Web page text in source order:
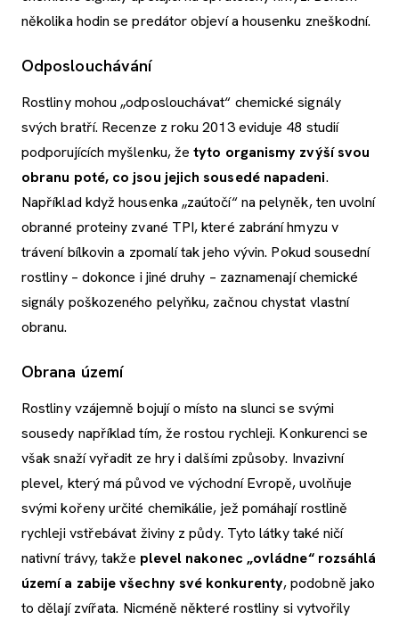
několika hodin se predátor objeví a housenku zneškodní.
Odposlouchávání
Rostliny mohou „odposlouchávat“ chemické signály
svých bratří. Recenze z roku 2013 eviduje 48 studií
podporujících myšlenku, žetyto organismy zvýší svou
obranu poté, co jsou jejich sousedé napadeni.
Například když housenka „zaútočí“ na pelyněk, ten uvolní
obranné proteiny zvané TPI, které zabrání hmyzu v
trávení bílkovin a zpomalí tak jeho vývin. Pokud sousední
rostliny – dokonce i jiné druhy – zaznamenají chemické
signály poškozeného pelyňku, začnou chystat vlastní
obranu.
Obrana území
Rostliny vzájemně bojují o místo na slunci se svými
sousedy například tím, že rostou rychleji. Konkurenci se
však snaží vyřadit ze hry i dalšími způsoby. Invazivní
plevel, který má původ ve východní Evropě, uvolňuje
svými kořeny určité chemikálie, jež pomáhají rostlině
rychleji vstřebávat živiny z půdy. Tyto látky také ničí
nativní trávy, takže plevel nakonec „ovládne“ rozsáhlá
území a zabije všechny své konkurenty, podobně jako
to dělají zvířata. Nicméně některé rostliny si vytvořily